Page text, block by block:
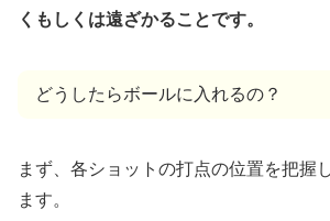
くもしくは遠ざかることです。
どうしたらボールに入れるの？
まず、各ショットの打点の位置を把握
ます。